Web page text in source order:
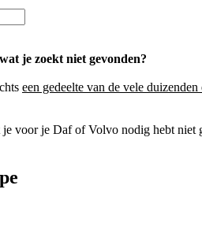
je zoekt niet gevonden?
een gedeelte van de vele duizenden
voor je Daf of Volvo nodig hebt niet